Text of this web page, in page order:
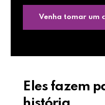
Venha tomar um
Eles fazem